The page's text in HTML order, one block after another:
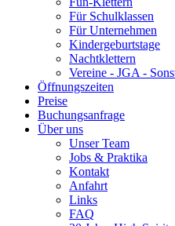
Für Schulklassen
Für Unternehmen
Kindergeburtstage
Nachtklettern
Vereine - JGA -
Öffnungszeiten
Preise
Buchungsanfrage
Über uns
Unser Team
Jobs & Praktika
Kontakt
Anfahrt
Links
FAQ